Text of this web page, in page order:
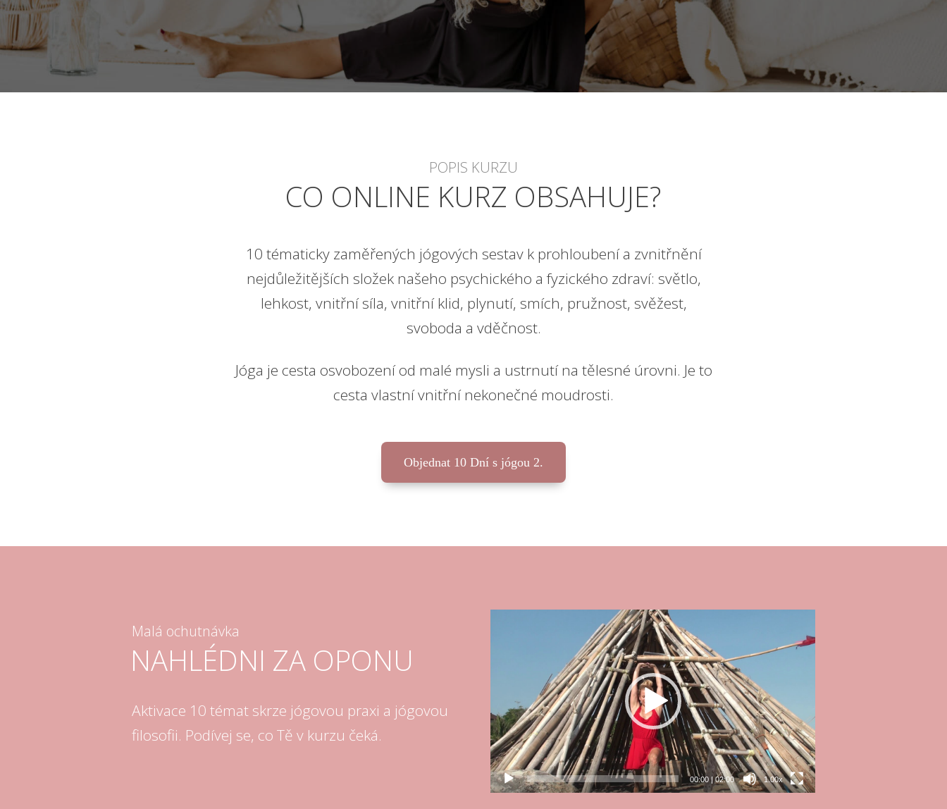
POPIS KURZU
CO ONLINE KURZ OBSAHUJE?
10 tématicky zaměřených jógových sestav k prohloubení a zvnitřnění
nejdůležitějších složek našeho psychického a fyzického zdraví: světlo,
lehkost, vnitřní síla, vnitřní klid, plynutí, smích, pružnost, svěžest,
svoboda a vděčnost.
Jóga je cesta osvobození od malé mysli a ustrnutí na tělesné úrovni. Je to
cesta vlastní vnitřní nekonečné moudrosti.
Objednat 10 Dní s jógou 2.
Malá ochutnávka
NAHLÉDNI ZA OPONU
Aktivace 10 témat skrze jógovou praxi a jógovou
filosofii. Podívej se, co Tě v kurzu čeká.
00:00|02:00 1.00x